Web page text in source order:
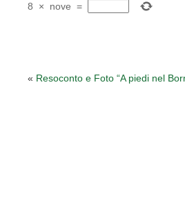
8
× nove =
« Resoconto e Foto “A piedi nel